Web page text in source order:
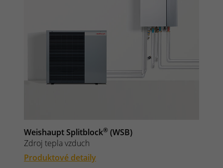
Weishaupt Splitblock® (WSB)
Zdroj tepla vzduch
Produktové detaily